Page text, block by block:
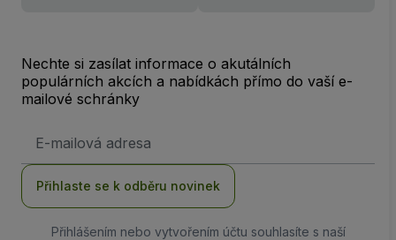
Nechte si zasílat informace o akutálních
populárních akcích a nabídkách přímo do vaší e-
mailové schránky
adresa
Přihlaste se k odběru novinek
Přihlášením nebo vytvořením účtu souhlasíte s naší